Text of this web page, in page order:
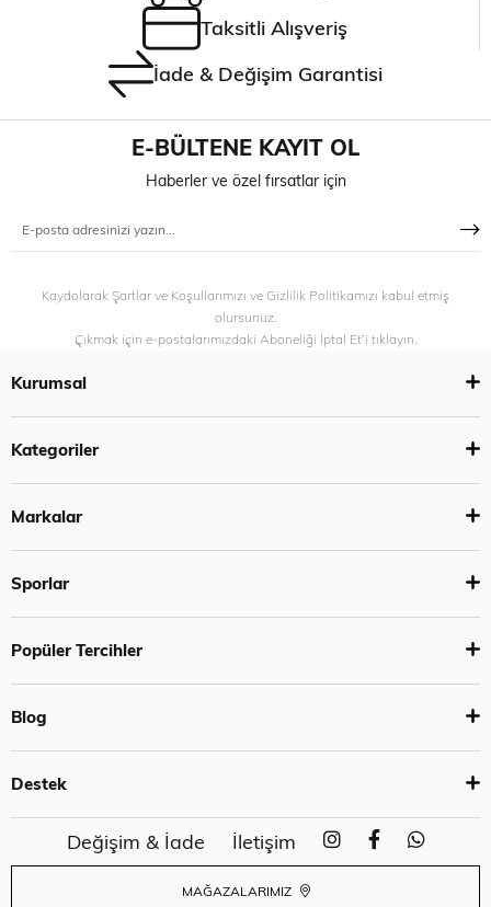
Taksitli Alışveriş
İade & Değişim Garantisi
E-BÜLTENE KAYIT OL
Haberler ve özel fırsatlar için
Kaydolarak Şartlar ve Koşullarımızı ve Gizlilik Politikamızı kabul etmiş
olursunuz.
Çıkmak için e-postalarımızdaki Aboneliği İptal Et’i tıklayın.
Kurumsal
Kategoriler
Markalar
Sporlar
Popüler Tercihler
Blog
Destek
Değişim & İade İletişim
MAĞAZALARIMIZ